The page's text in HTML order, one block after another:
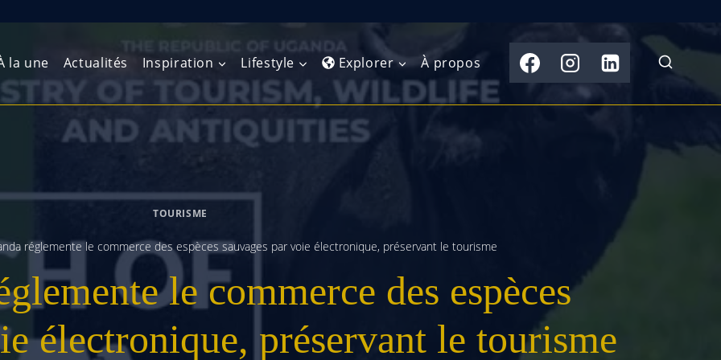
la une Actualités Inspiration Lifestyle Explorer
Europe du Nord
Europe de l’Est
Balkans
Amérique centrale
Afrique de l’Est
Afrique australe
indien
Asie du Sud-Est
Extrême-Orient
À propos
TOURISME
réglemente le commerce des espèces sauvages par voie électronique, préservant le tourisme
le commerce des espèces
électronique, préservant le tourisme